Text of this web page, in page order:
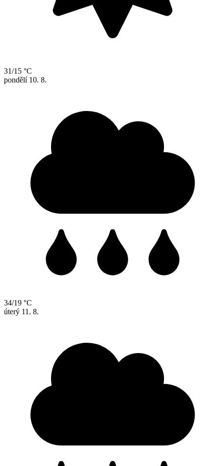
31/15 °C
pondělí 10. 8.
34/19 °C
úterý 11. 8.